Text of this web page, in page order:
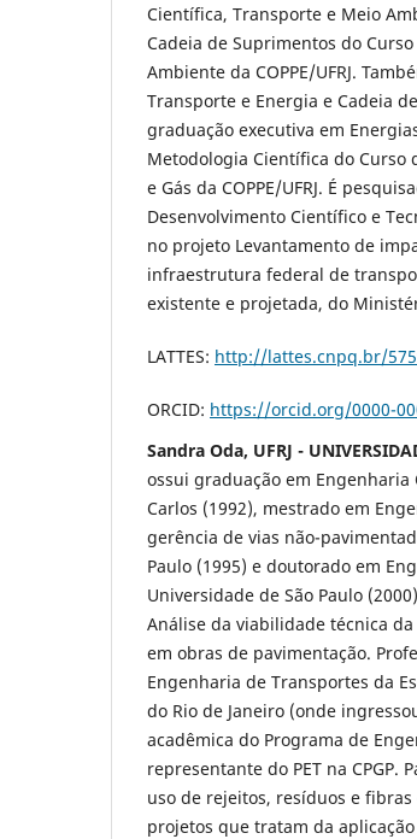
Científica, Transporte e Meio
Cadeia de Suprimentos do
Ambiente da COPPE/UFRJ.
Transporte e Energia e Cadeia
graduação executiva em
Metodologia Científica do Curso
e Gás da COPPE/UFRJ. É
Desenvolvimento Científico e
no projeto Levantamento de
infraestrutura federal de
existente e projetada, do
LATTES: http://lattes.cnpq.br/
ORCID: https://orcid.org/0000-
Sandra Oda, UFRJ -
ossui graduação em Engenharia
Carlos (1992), mestrado em
gerência de vias não-
Paulo (1995) e doutorado em
Universidade de São Paulo
Análise da viabilidade técnica
em obras de pavimentação.
Engenharia de Transportes da
do Rio de Janeiro (onde
acadêmica do Programa de
representante do PET na
uso de rejeitos, resíduos e
projetos que tratam da